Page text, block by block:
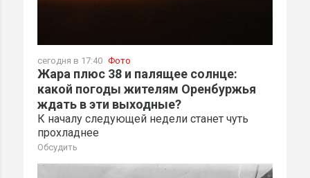
сегодня в 17:40 Фото
Жара плюс 38 и палящее солнце:
какой погоды жителям Оренбуржья
ждать в эти выходные?
К началу следующей недели станет чуть
прохладнее
Обсудить